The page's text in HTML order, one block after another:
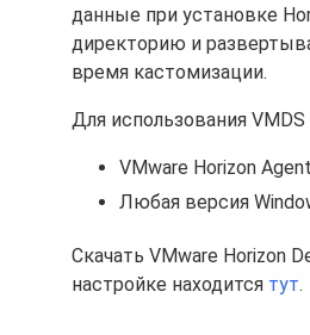
данные при установке
директорию и
время кастомизации.
Для использования
VMware Horizon
Любая версия
Скачать VMware Horizon
настройке находится тут.